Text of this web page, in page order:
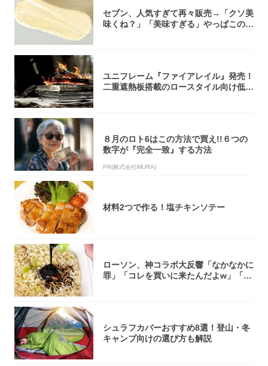
セブン、人気すぎて再々販売→「クソ美
味くね？」「美味すぎる」やっぱこのク
ユニフレーム『ファイアレイル』発売！
二重遮熱板搭載のロースタイル向け低型
８月のロト6はこの方法で買え!!６つの
数字が『完全一致』する方法
PR(株式会社MURA)
材料2つで作る！塩チキンソテー
ローソン、神コラボ大反響「なかなかに
罪」「コレを買いに来たんだよw」「３
シュラフカバーおすすめ8選！登山・冬
キャンプ向けの選び方も解説